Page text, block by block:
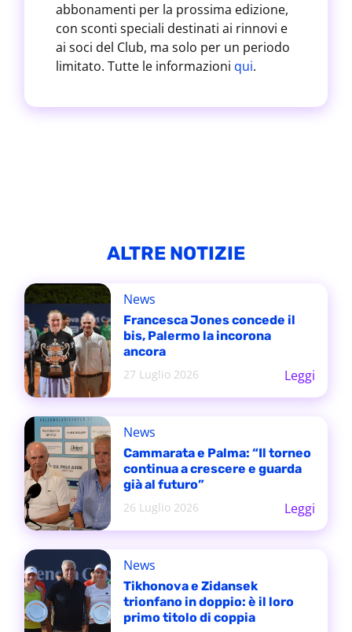
abbonamenti per la prossima edizione,
con sconti speciali destinati ai rinnovi e
ai soci del Club, ma solo per un periodo
limitato. Tutte le informazioni qui.
ALTRE NOTIZIE
News
Francesca Jones concede il
bis, Palermo la incorona
ancora
27 Luglio 2026
Leggi
News
Cammarata e Palma: “Il torneo
continua a crescere e guarda
già al futuro”
26 Luglio 2026
Leggi
News
Tikhonova e Zidansek
trionfano in doppio: è il loro
primo titolo di coppia